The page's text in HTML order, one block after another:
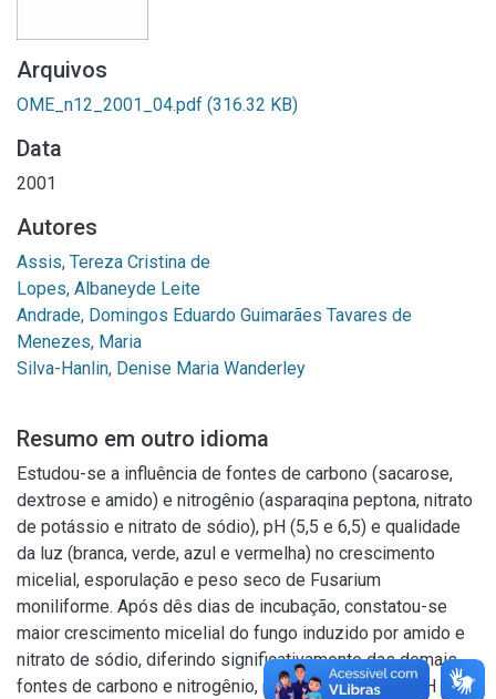
Arquivos
OME_n12_2001_04.pdf (316.32 KB)
Data
2001
Autores
Assis, Tereza Cristina de
Lopes, Albaneyde Leite
Andrade, Domingos Eduardo Guimarães Tavares de
Menezes, Maria
Silva-Hanlin, Denise Maria Wanderley
Resumo em outro idioma
Estudou-se a influência de fontes de carbono (sacarose,
dextrose e amido) e nitrogênio (asparaqina peptona, nitrato
de potássio e nitrato de sódio), pH (5,5 e 6,5) e qualidade
da luz (branca, verde, azul e vermelha) no crescimento
micelial, esporulação e peso seco de Fusarium
moniliforme. Após dês dias de incubação, constatou-se
maior crescimento micelial do fungo induzido por amido e
nitrato de sódio, diferindo significativamente das demais
fontes de carbono e nitrogênio, respectivamente O pH 5,5